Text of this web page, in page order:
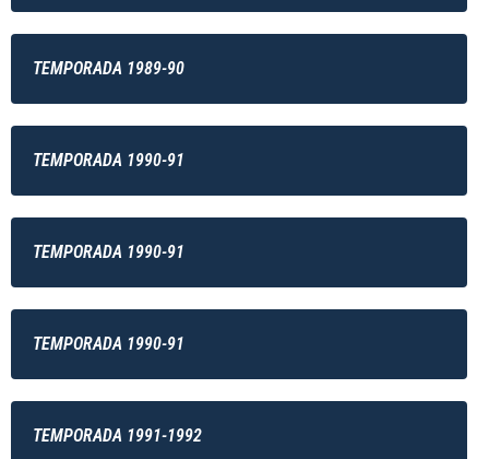
TEMPORADA 1989-90
TEMPORADA 1990-91
TEMPORADA 1990-91
TEMPORADA 1990-91
TEMPORADA 1991-1992